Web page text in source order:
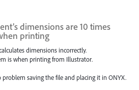
dimensions are 10 times
printing
dimensions incorrectly.
is when printing from Illustrator.
problem saving the file and placing it in ONYX.